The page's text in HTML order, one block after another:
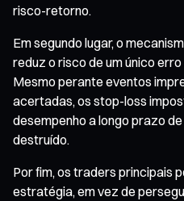
risco-retorno.
Em segundo lugar, o
reduz o risco de um único
Mesmo perante eventos
acertadas, os stop-loss
desempenho a longo prazo
destruído.
Por fim, os traders principais
estratégia, em vez de